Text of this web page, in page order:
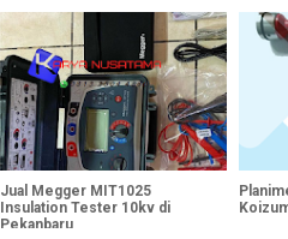
Jual Megger MIT1025
Insulation Tester 10kv di
Pekanbaru